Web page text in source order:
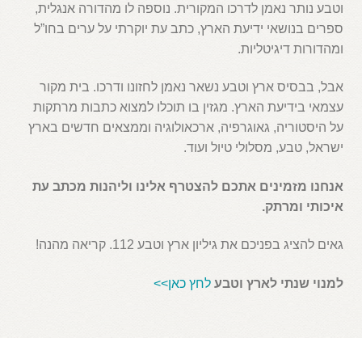
וטבע נותר נאמן לדרכו המקורית. נוספה לו מהדורה אנגלית,
ספרים בנושאי ידיעת הארץ, כתב עת יוקרתי על ערים בחו”ל
ומהדורות דיגיטליות.
אבל, בבסיס ארץ וטבע נשאר נאמן לחזונו ודרכו. בית מקור
עצמאי בידיעת הארץ. מגזין בו תוכלו למצוא כתבות מרתקות
על היסטוריה, גאוגרפיה, ארכאולוגיה וממצאים חדשים בארץ
ישראל, טבע, מסלולי טיול ועוד.
אנחנו מזמינים אתכם להצטרף אלינו וליהנות מכתב עת
איכותי ומרתק.
גאים להציג בפניכם את גיליון ארץ וטבע 112. קריאה מהנה!
למנוי שנתי לארץ וטבע לחץ כאן>>